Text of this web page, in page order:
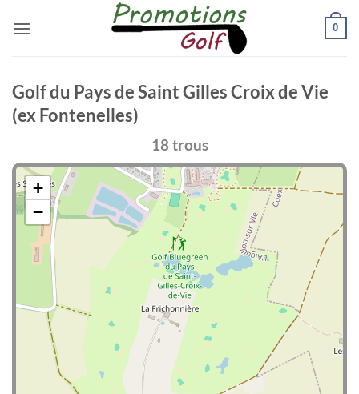
0
Golf du Pays de Saint Gilles Croix de Vie
(ex Fontenelles)
18 trous
+
−